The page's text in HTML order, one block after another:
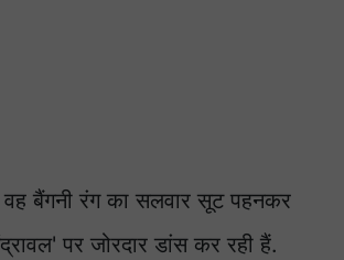
वह बैंगनी रंग का सलवार सूट पहनकर
पर जोरदार डांस कर रही हैं.